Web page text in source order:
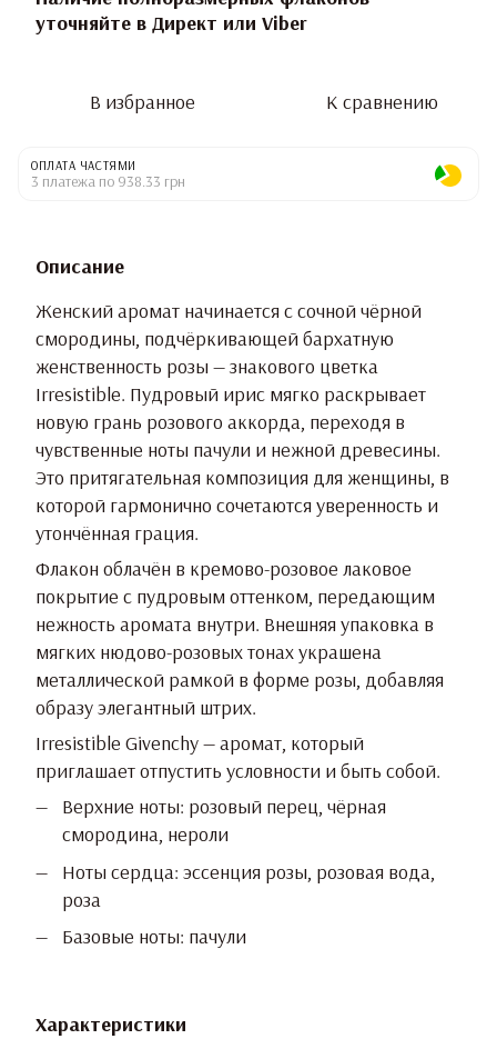
уточняйте в Директ или Viber
В избранное К сравнению
ОПЛАТА ЧАСТЯМИ
3 платежа по 938.33 грн
Описание
Женский аромат начинается с сочной чёрной
смородины, подчёркивающей бархатную
женственность розы — знакового цветка
Irresistible. Пудровый ирис мягко раскрывает
новую грань розового аккорда, переходя в
чувственные ноты пачули и нежной древесины.
Это притягательная композиция для женщины, в
которой гармонично сочетаются уверенность и
утончённая грация.
Флакон облачён в кремово-розовое лаковое
покрытие с пудровым оттенком, передающим
нежность аромата внутри. Внешняя упаковка в
мягких нюдово-розовых тонах украшена
металлической рамкой в форме розы, добавляя
образу элегантный штрих.
Irresistible Givenchy — аромат, который
приглашает отпустить условности и быть собой.
Верхние ноты: розовый перец, чёрная
смородина, нероли
Ноты сердца: эссенция розы, розовая вода,
роза
Базовые ноты: пачули
Характеристики